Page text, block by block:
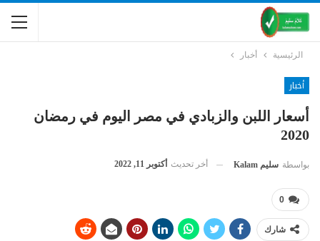
الرئيسية أخبار
أخبار
أسعار اللبن والزبادي في مصر اليوم في رمضان
2020
بواسطة سليم Kalam أخر تحديث أكتوبر 11, 2022
0
شارك